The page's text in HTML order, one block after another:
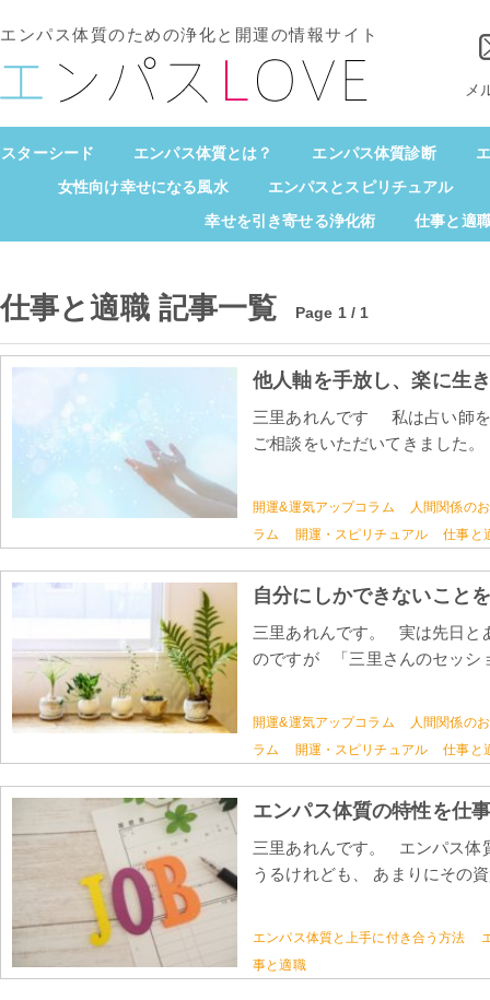
エンパス体質のための浄化と開運の情報サイト
メ
スターシード エンパス体質とは？ エンパス体質診断
女性向け幸せになる風水
エンパスとスピリチュアル
幸せを引き寄せる浄化術
仕事と適
仕事と適職 記事一覧 Page 1 / 1
他人軸を手放し、楽に生
三里あれんです 私は占い師を
ご相談をいただいてきました
開運&運気アップコラム
人間関係の
ラム
開運・スピリチュアル 仕事と
自分にしかできないこと
三里あれんです。 実は先日と
のですが 「三里さんのセッ
開運&運気アップコラム
人間関係の
ラム
開運・スピリチュアル 仕事と
エンパス体質の特性を仕
三里あれんです。 エンパス体
うるけれども、 あまりにその
エンパス体質と上手に付き合う方法
事と適職